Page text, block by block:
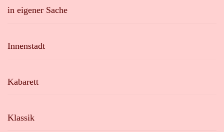
in eigener Sache
Innenstadt
Kabarett
Klassik